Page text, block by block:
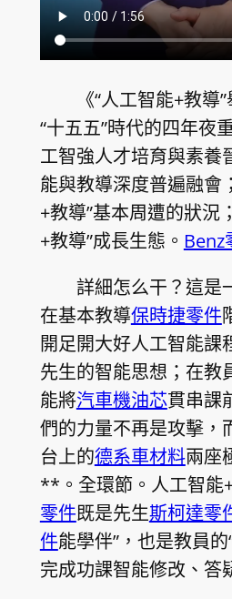
《“人工智能+教導
“十五五”時代的四年夜
工智強人才培育與素養
能與教導深度普遍融會
+教導”基本周遭的狀況
+教導”成長生態。 Benz
詳細怎么干？這
在基本教導保時捷零件
開足開大好人工智能課
先生的智能思想；在教
能將汽車機油芯貫串課
們的力量不再是攻擊，
台上的德系車材料兩座
**。全環節。人工智能
零件既是先生斯柯達零
件能學伴”，也是教員
完成功課智能修改、答